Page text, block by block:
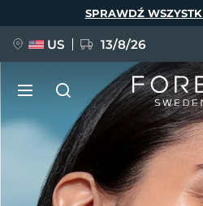
SPRAWDŹ
US 13/8/26
NOWOŚĆ
BREAKING NEWS
Język